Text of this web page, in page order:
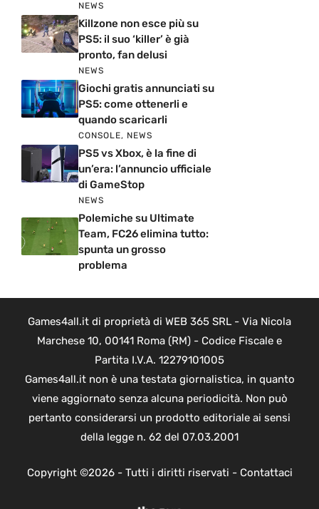
NEWS
Killzone non esce più su
PS5: il suo ‘killer’ è già
pronto, fan delusi
NEWS
Giochi gratis annunciati su
PS5: come ottenerli e
quando scaricarli
CONSOLE, NEWS
PS5 vs Xbox, è la fine di
un’era: l’annuncio ufficiale
di GameStop
NEWS
Polemiche su Ultimate
Team, FC26 elimina tutto:
spunta un grosso
problema
Games4all.it di proprietà di WEB 365 SRL - Via Nicola
Marchese 10, 00141 Roma (RM) - Codice Fiscale e
Partita I.V.A. 12279101005
Games4all.it non è una testata giornalistica, in quanto
viene aggiornato senza alcuna periodicità. Non può
pertanto considerarsi un prodotto editoriale ai sensi
della legge n. 62 del 07.03.2001
Copyright ©2026 - Tutti i diritti riservati - Contattaci